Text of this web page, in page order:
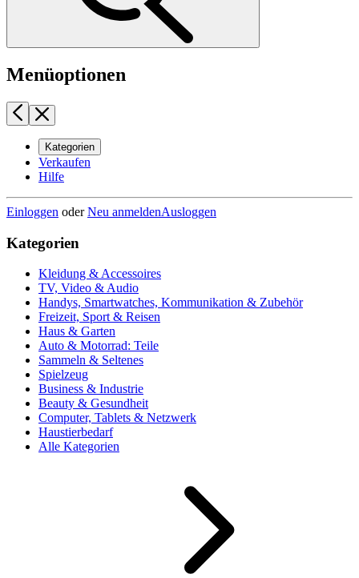
Menüoptionen
Kategorien
Verkaufen
Hilfe
Einloggen oderNeu anmeldenAusloggen
Kategorien
Kleidung & Accessoires
TV, Video & Audio
Handys, Smartwatches, Kommunikation & Zubehör
Freizeit, Sport & Reisen
Haus & Garten
Auto & Motorrad: Teile
Sammeln & Seltenes
Spielzeug
Business & Industrie
Beauty & Gesundheit
Computer, Tablets & Netzwerk
Haustierbedarf
Alle Kategorien